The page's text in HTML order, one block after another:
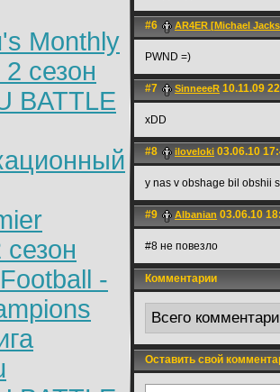
Monthly
сезон
BATTLE
cезон
-
#6 AR4ER [Michael
PWND =)
#7 SinneeeR 10.11.09
xDD
#8 iloveloki 03.06.10
y nas v obshage bil obshii
#9 Albanian 03.06.10
#8 не повезло
Комментарии
Всего
Оставить свой